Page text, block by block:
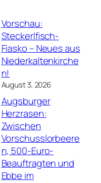
Vorschau:
Steckerlfisch-
Fiasko – Neues aus
Niederkaltenkirche
n!
August 3, 2026
Augsburger
Herzrasen:
Zwischen
Vorschusslorbeere
n, 500-Euro-
Beauftragten und
Ebbe im